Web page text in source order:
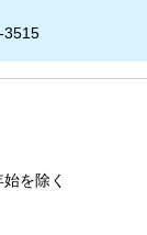
3515
を除く